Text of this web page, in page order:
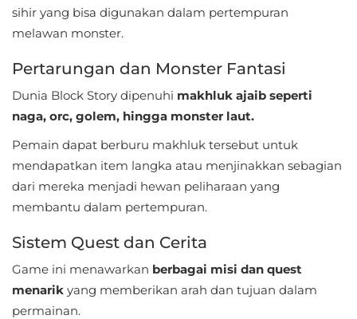
Education
Entertainment
Events
Finance
Food
Drink
Health
&
sihir yang bisa digunakan dalam pertempuran
melawan monster.
Pertarungan dan Monster Fantasi
Dunia Block Story dipenuhi makhluk ajaib seperti
naga, orc, golem, hingga monster laut.
Pemain dapat berburu makhluk tersebut untuk
mendapatkan item langka atau menjinakkan sebagian
dari mereka menjadi hewan peliharaan yang
membantu dalam pertempuran.
Sistem Quest dan Cerita
Game ini menawarkan berbagai misi dan quest
menarik yang memberikan arah dan tujuan dalam
permainan.